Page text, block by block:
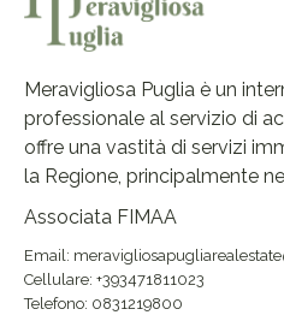
Meravigliosa Puglia è un
professionale al servizio di
offre una vastità di servizi
la Regione, principalmente
Associata FIMAA
Email:
Cellulare: +393471811023
Telefono: 0831219800